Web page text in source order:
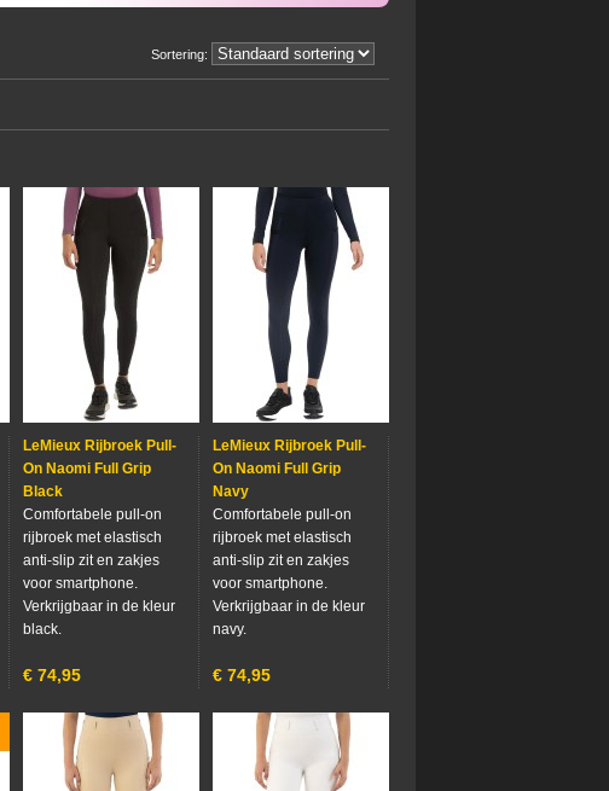
Sortering:
LeMieux Rijbroek Pull-
On Naomi Full Grip
Black
Comfortabele pull-on
rijbroek met elastisch
anti-slip zit en zakjes
voor smartphone.
Verkrijgbaar in de kleur
black.
€ 74,95
LeMieux Rijbroek Pull-
On Naomi Full Grip
Navy
Comfortabele pull-on
rijbroek met elastisch
anti-slip zit en zakjes
voor smartphone.
Verkrijgbaar in de kleur
navy.
€ 74,95